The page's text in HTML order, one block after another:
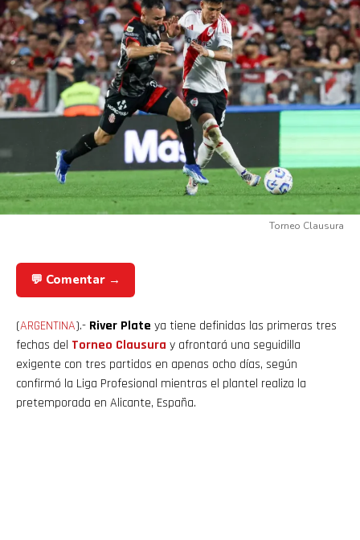
Torneo Clausura
💬 Comentar →
(ARGENTINA).- River Plate ya tiene definidas las primeras tres
fechas del Torneo Clausura y afrontará una seguidilla
exigente con tres partidos en apenas ocho días, según
confirmó la Liga Profesional mientras el plantel realiza la
pretemporada en Alicante, España.